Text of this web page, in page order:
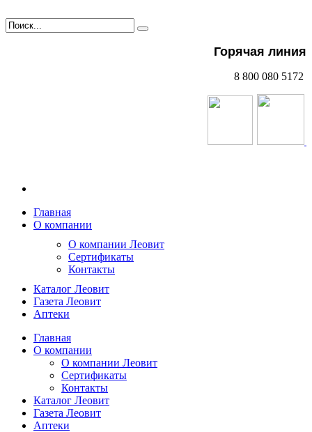
Горячая линия
8 800 080 5172
Главная
О компании
О компании Леовит
Сертификаты
Контакты
Каталог Леовит
Газета Леовит
Аптеки
Главная
О компании
О компании Леовит
Сертификаты
Контакты
Каталог Леовит
Газета Леовит
Аптеки